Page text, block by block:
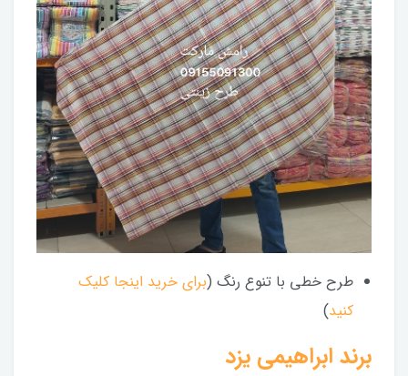
طرح خطی با تنوع رنگ (برای خرید اینجا کلیک
کنید)
برند ابراهیمی یزد